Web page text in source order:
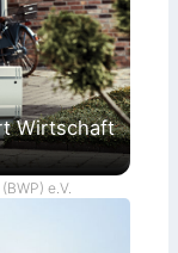
Wirtschaft
e.V.